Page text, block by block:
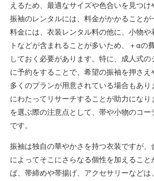
えるため、最適なサイズや色合いを見つけ
振袖のレンタルには、料金がかかることが
料金には、衣装レンタル料の他に、小物や
トなどが含まれることが多いため、＋αの
しておく必要があります。特に、成人式の
に予約をすることで、希望の振袖を押さえ
多くのプランが用意されている場合もあり
にわたってリサーチすることが助力になり
を選ぶ際の注意点として、帯や小物のコー
です。
振袖は独自の華やかさを持つ衣装ですが、
によってそこにさらなる個性を加えること
ば、帯締めや帯揚げ、アクセサリーなど